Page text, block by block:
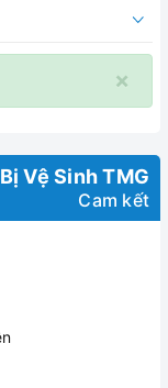
×
Vệ Sinh TMG
Cam kết